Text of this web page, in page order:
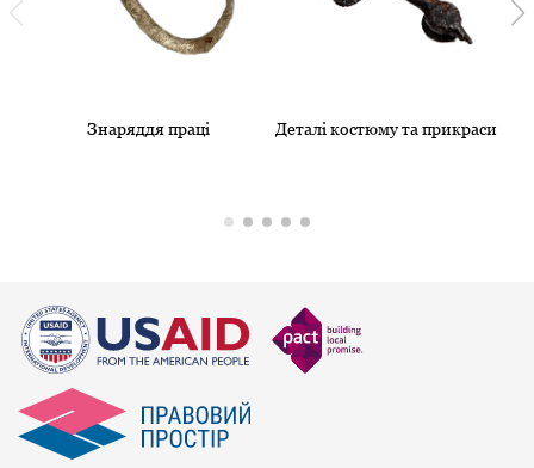
Знаряддя праці Деталі костюму та прикраси